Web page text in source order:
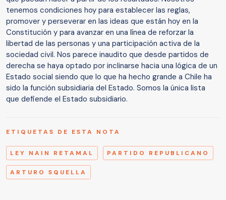
tenemos condiciones hoy para establecer las reglas,
promover y perseverar en las ideas que están hoy en la
Constitución y para avanzar en una línea de reforzar la
libertad de las personas y una participación activa de la
sociedad civil. Nos parece inaudito que desde partidos de
derecha se haya optado por inclinarse hacia una lógica de un
Estado social siendo que lo que ha hecho grande a Chile ha
sido la función subsidiaria del Estado. Somos la única lista
que defiende el Estado subsidiario.
ETIQUETAS DE ESTA NOTA
LEY NAIN RETAMAL PARTIDO REPUBLICANO
ARTURO SQUELLA